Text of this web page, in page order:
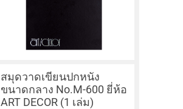
สมุดวาดเขียนปกหนัง
ขนาดกลาง No.M-600 ยี่ห้อ
ART DECOR (1 เล่ม)